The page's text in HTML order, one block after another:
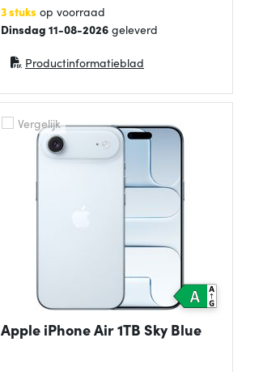
3 stuks op voorraad
Dinsdag 11-08-2026geleverd
Productinformatieblad
(opent in nieuw venster)
Vergelijk
Apple iPhone Air 1TB Sky Blue